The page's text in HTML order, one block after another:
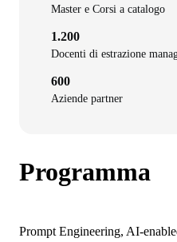
Master e Corsi a catalogo
1.200
Docenti di estrazione
600
Aziende partner
Programma
Prompt Engineering, AI-